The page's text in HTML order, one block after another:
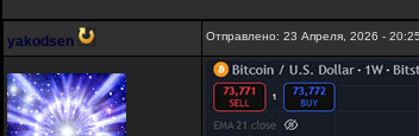
yakodsen Отправлено: 23 Апреля, 2026 -